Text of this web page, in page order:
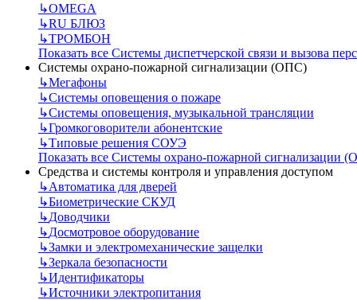
↳OMEGA
↳RU БЛЮЗ
↳ТРОМБОН
Показать все Системы диспетчерской связи и вызова
Системы охрано-пожарной сигнализации (ОПС)
↳Мегафоны
↳Системы оповещения о пожаре
↳Системы оповещения, музыкальной трансляции
↳Громкоговорители абонентские
↳Типовые решения СОУЭ
Показать все Системы охрано-пожарной сигнализации
Средства и системы контроля и управления доступом
↳Автоматика для дверей
↳Биометрические СКУД
↳Доводчики
↳Досмотровое оборудование
↳Замки и электромеханические защелки
↳Зеркала безопасности
↳Идентификаторы
↳Источники электропитания